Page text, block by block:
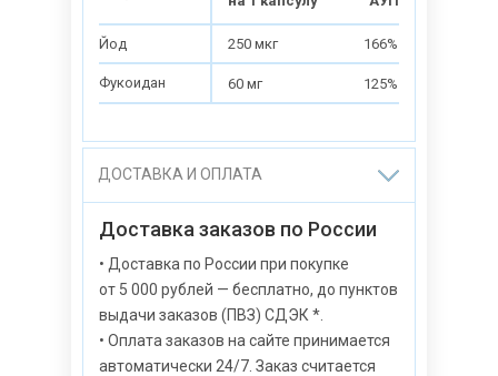
Фукоидан
Йод 250 мкг
60 мг
166%
125%
ДОСТАВКА И ОПЛАТА
Доставка заказов по России
• Доставка по России при покупке
от 5 000 рублей — бесплатно, до пунктов
выдачи заказов (ПВЗ) СДЭК *.
• Оплата заказов на сайте принимается
автоматически 24/7. Заказ считается